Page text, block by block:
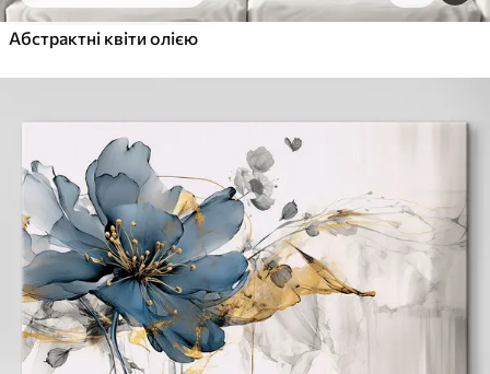
Абстрактні квіти олією